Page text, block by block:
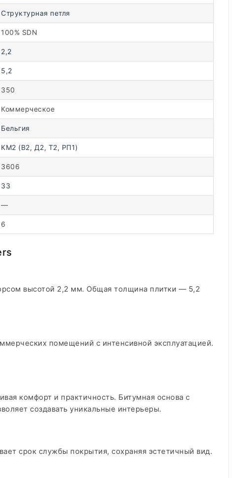
Структурная петля
100% SDN
2,2
5,2
350
Коммерческое
Бельгия
КМ2 (В2, Д2, Т2, РП1)
3606
33
—
6
высотой 2,2 мм. Общая толщина плитки — 5,2
помещений с интенсивной эксплуатацией.
комфорт и практичность. Битумная основа с
создавать уникальные интерьеры.
срок службы покрытия, сохраняя эстетичный вид.